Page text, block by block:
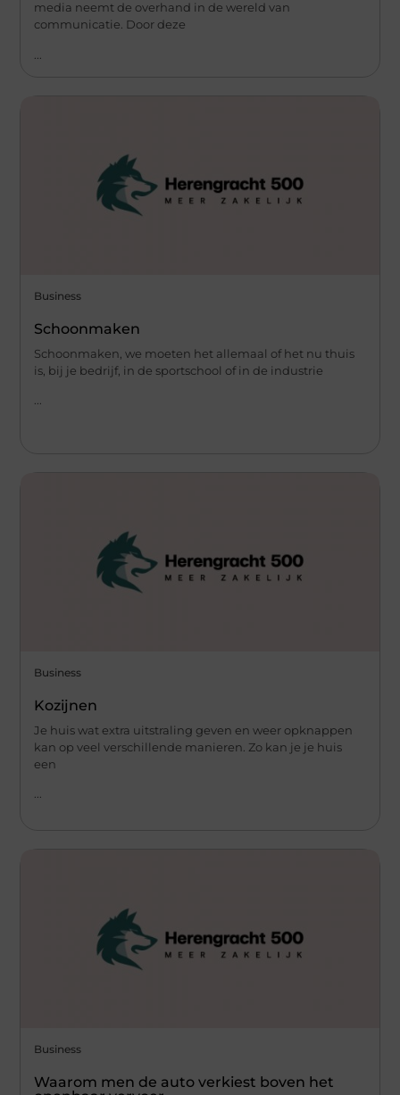
media neemt de overhand in de wereld van
communicatie. Door deze
Business
Schoonmaken
Schoonmaken, we moeten het allemaal of het nu thuis
is, bij je bedrijf, in de sportschool of in de industrie
Business
Kozijnen
Je huis wat extra uitstraling geven en weer opknappen
kan op veel verschillende manieren. Zo kan je je huis
een
...
Business
Waarom men de auto verkiest boven het